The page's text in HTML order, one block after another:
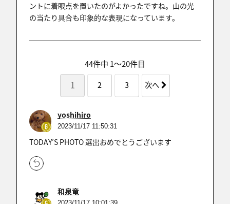
ントに着眼点を置いたのがよかったですね。山の光
の当たり具合も印象的な表現になっています。
44件中 1〜20件目
1 2 3 次へ
yoshihiro
2023/11/17 11:50:31
TODAY’S PHOTO 選出おめでとうございます
和泉竜